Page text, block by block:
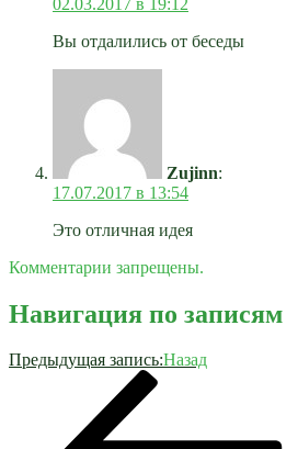
Вы отдалились от беседы
Zujinn:
17.07.2017 в 13:54
Это отличная идея
Комментарии запрещены.
Навигация по записям
Предыдущая запись:Назад